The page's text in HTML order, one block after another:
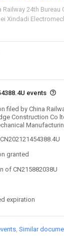
Railway 24th Bureau
Xindadi
events
filed by China
Construction Co
granted
of CN215882038U
expiration
Similar